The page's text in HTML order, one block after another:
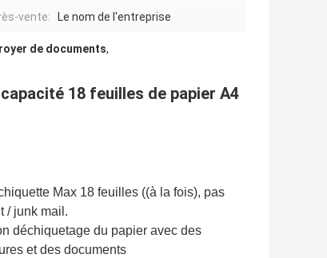
vente: Le nom de l'entreprise
de documents,
18 feuilles de papier A4
Max 18 feuilles ((à la fois), pas
/ junk mail.
déchiquetage du papier avec des
et des documents